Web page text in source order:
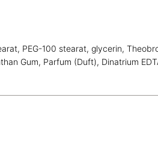
PEG-100 stearat, glycerin,
Gum, Parfum (Duft), Dinatrium